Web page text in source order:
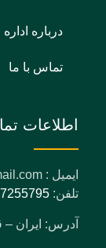
درباره
تماس با ما
اطلاعات
ایمیل : info@gmail.com
تلفن:
آدرس: ایران